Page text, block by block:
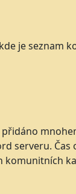
je seznam
serveru.
komunitních